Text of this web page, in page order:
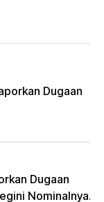
Dugaan
Dugaan
Nominalnya